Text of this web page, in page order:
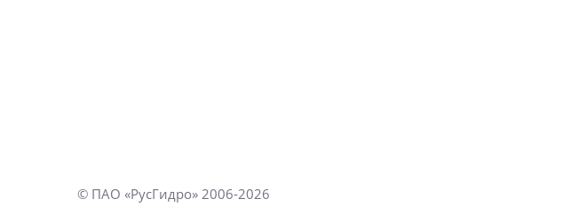
© ПАО «РусГидро» 2006-2026